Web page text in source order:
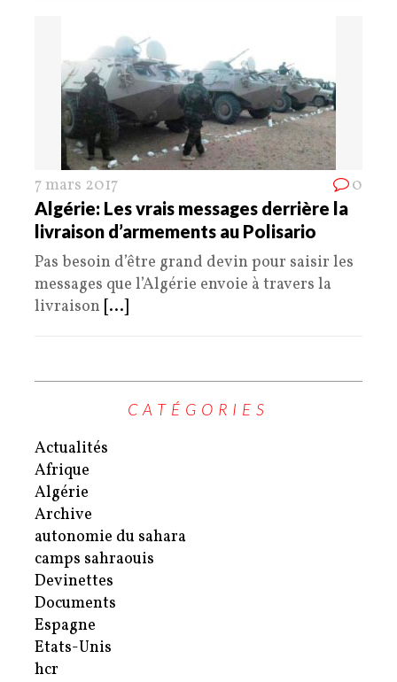
7 mars 2017 0
Algérie: Les vrais messages derrière la
livraison d’armements au Polisario
Pas besoin d’être grand devin pour saisir les
messages que l’Algérie envoie à travers la
livraison [...]
CATÉGORIES
Actualités
Afrique
Algérie
Archive
autonomie du sahara
camps sahraouis
Devinettes
Documents
Espagne
Etats-Unis
hcr